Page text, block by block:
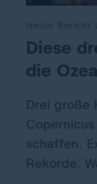
:Diese
die
Drei große
schaffen.
Rekorde.